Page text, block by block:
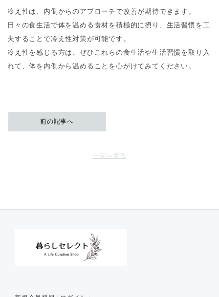
冷え性は、内側からのアプローチで改善が期待できます。
日々の食生活で体を温める食材を積極的に摂り、生活習慣を工
夫することで冷え性対策が可能です。
冷え性を感じる方は、ぜひこれらの食生活や生活習慣を取り入
れて、体を内側から温めることを心がけてみてください。
前の記事へ
一覧へ戻る